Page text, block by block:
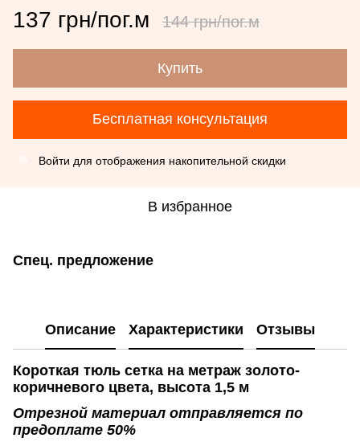
137 грн/пог.м 144 грн/пог.м
Купить
Бесплатная консультация
Войти для отображения накопительной скидки
В избранное
Спец. предложение
Описание Характеристики Отзывы
Короткая тюль сетка на метраж золото-
коричневого цвета, высота 1,5 м
Отрезной материал отправляется по
предоплате 50%